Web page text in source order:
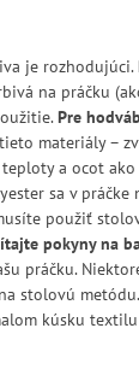
je rozhodujúci.
na práčku
Pre
materiály –
a ocot
sa v práčke
použiť
pokyny na
práčku.
stolovú
kúsku